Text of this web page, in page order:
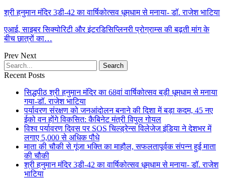
श्री हनुमान मंदिर 3डी-42 का वार्षिकोत्सव धूमधाम से मनाया- डॉ. राजेश भाटिया
एआई, साइबर सिक्योरिटी और इंटरडिसिप्लिनरी प्रोग्राम्स की बढ़ती मांग के
बीच छात्रों का…
Prev Next
Recent Posts
सिद्धपीठ श्री हनुमान मंदिर का 68वां वार्षिकोत्सव बड़ी धूमधाम से मनाया
गया-डॉ. राजेश भाटिया
पर्यावरण संरक्षण को जनआंदोलन बनाने की दिशा में बड़ा कदम, 45 नए
ईको वन होंगे विकसित: कैबिनेट मंत्री विपुल गोयल
विश्व पर्यावरण दिवस पर SOS चिल्ड्रेन्स विलेजेज इंडिया ने देशभर में
लगाए 5,000 से अधिक पौधे
माता की चौकी से गूंजा भक्ति का माहौल, सफलतापूर्वक संपन्न हुई माता
की चौकी
श्री हनुमान मंदिर 3डी-42 का वार्षिकोत्सव धूमधाम से मनाया- डॉ. राजेश
भाटिया